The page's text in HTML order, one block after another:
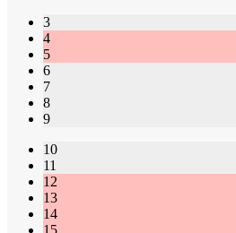
3
4
5
6
7
8
9
10
11
12
13
14
15